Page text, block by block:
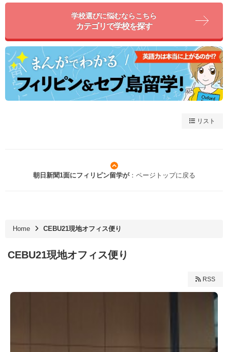
学校選びに悩むならこちら
カテゴリで学校を探す
リスト
朝日新聞1面にフィリピン留学が：ページトップに戻る
Home CEBU21現地オフィス便り
CEBU21現地オフィス便り
RSS